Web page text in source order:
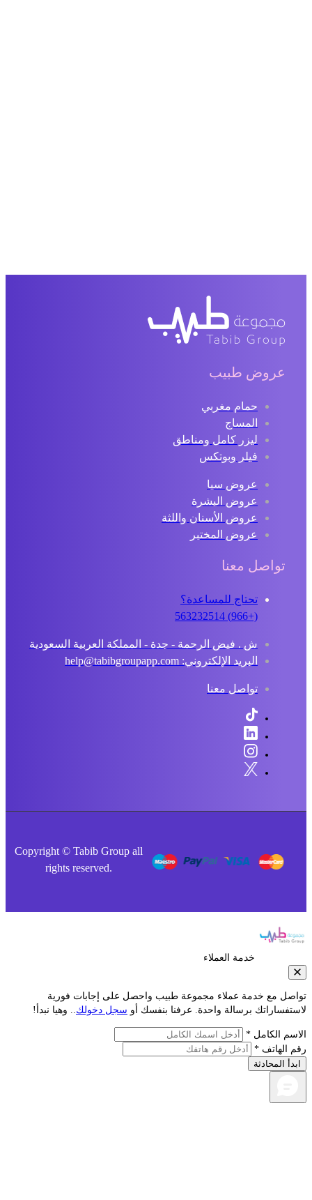
عروض طبيب
حمام مغربي
المساج
ليزر كامل ومناطق
فيلر وبوتكس
عروض سبا
عروض البشرة
عروض الأسنان واللثة
عروض المختبر
تواصل معنا
تحتاج للمساعدة؟
ش . فيض الرحمة - جدة - المملكة العربية السعودية
البريد الإلكتروني: help@tabibgroupapp.com
تواصل معنا
Copyright © Tabib Group all
rights reserved.
خدمة العملاء
مع خدمة عملاء مجموعة طبيب واحصل على إجابات فورية
برسالة واحدة. عرفنا بنفسك أوسجل دخولك.. وهيا نبدأ!
الكامل *
الهاتف *
المحادثة